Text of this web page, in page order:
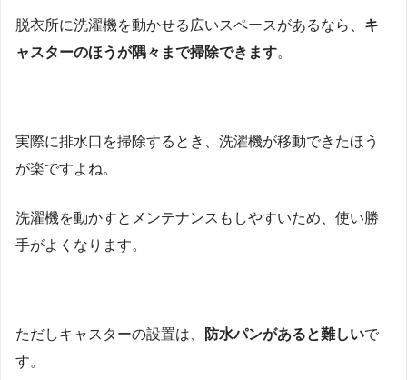
脱衣所に洗濯機を動かせる広いスペースがあるなら、 キ
ャスターのほうが隅々まで掃除できます。
実際に排水口を掃除するとき、洗濯機が移動できたほう
が楽ですよね。
洗濯機を動かすとメンテナンスもしやすいため、使い勝
手がよくなります。
ただしキャスターの設置は、 防水パンがあると難しいで
す。